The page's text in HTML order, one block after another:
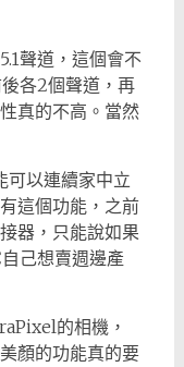
聲道，這個會不
各2個聲道，再
真的不高。當然
以連續家中立
這個功能，之前
器，只能說如果
己想賣週邊產
的相機，
顏的功能真的要